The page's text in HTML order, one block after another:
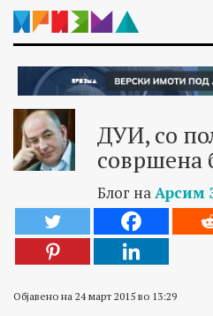
ДУИ, со
совршена
Блог наАрсим
Објавено на 24 март 2015 во 13:29